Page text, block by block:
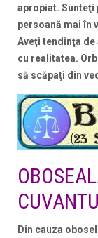
apropiat. Sunteţi
persoană mai în
Aveţi tendinţa de
cu realitatea.
să scăpaţi din
Din cauza